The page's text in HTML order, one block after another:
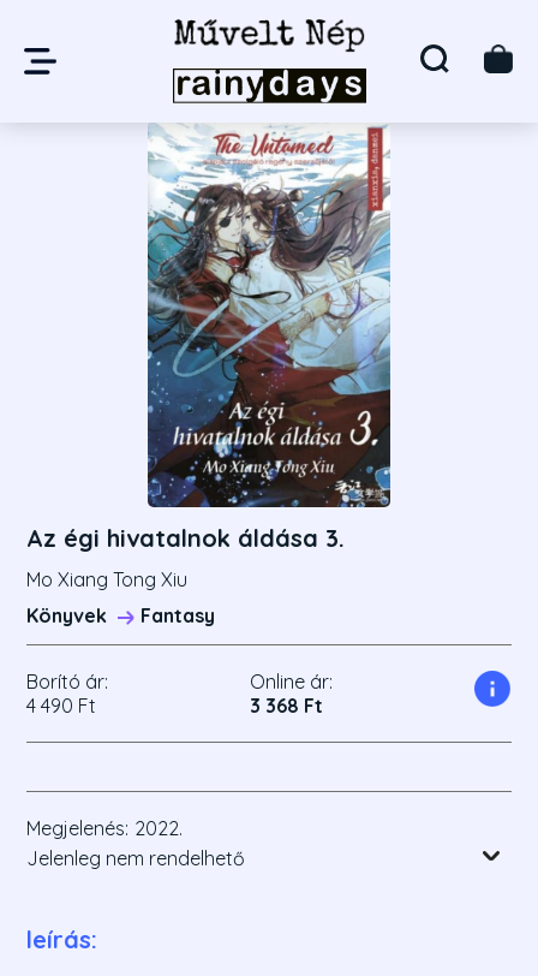
Az égi hivatalnok áldása 3.
Mo Xiang Tong Xiu
Könyvek
Fantasy
Borító ár:
4 490 Ft
Online ár:
3 368 Ft
Megjelenés: 2022.
Jelenleg nem rendelhető
leírás: